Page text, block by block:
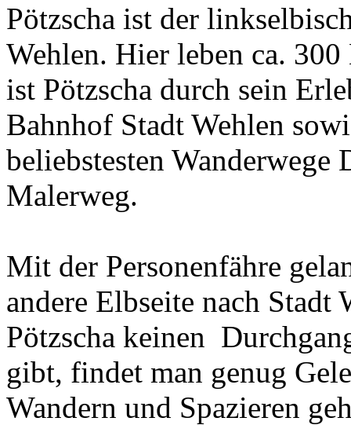
Pötzscha ist der
Wehlen. Hier leben ca.
ist Pötzscha durch sein
Bahnhof Stadt Wehlen
beliebstesten Wanderwege
Malerweg.
Mit der Personenfähre
andere Elbseite nach Stadt
Pötzscha keinen
gibt, findet man genug
Wandern und Spazieren